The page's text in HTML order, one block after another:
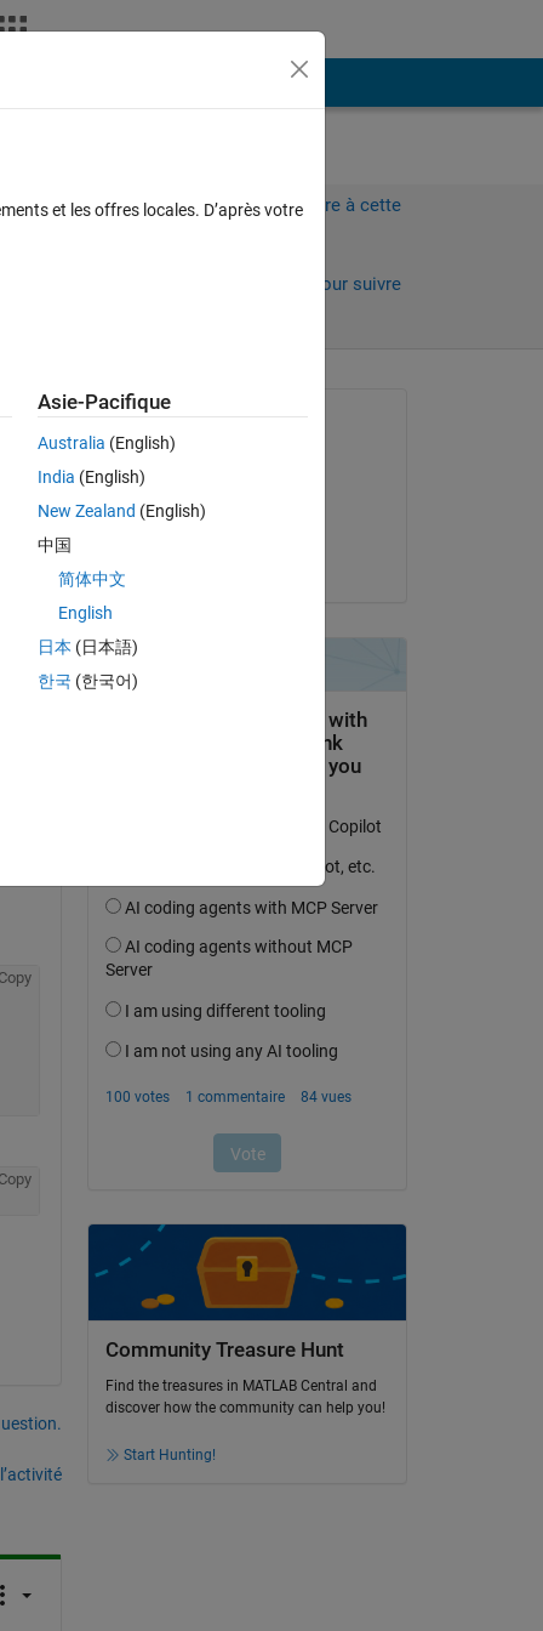
Connectez-vous pour répondre à cette
Connectez-vous pour suivre
Kate
le 12 Juil 2013
Community Treasure Hunt
Find the treasures in MATLAB Central and
discover how the community can help you!
Start Hunting!
et les offres locales. D’après votre
Asie-Pacifique
Australia (English)
India (English)
New Zealand (English)
中国
简体中文
English
日本 (日本語)
한국 (한국어)